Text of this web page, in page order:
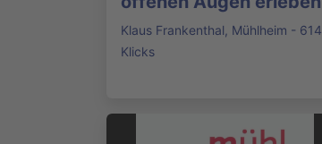
Klaus Frankenthal, Mühlheim - 614
Klicks